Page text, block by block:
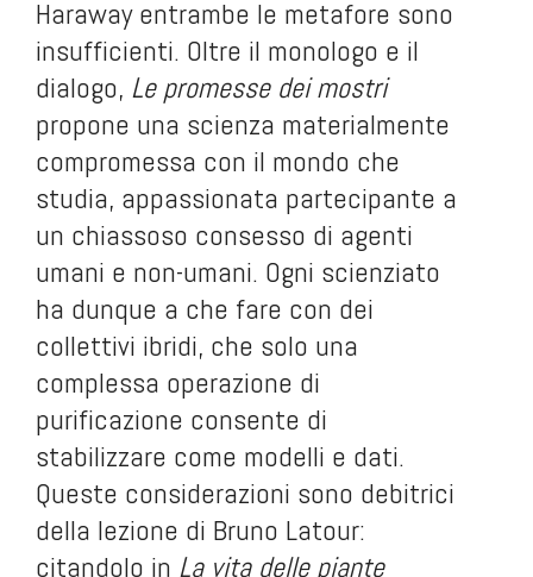
Haraway entrambe le metafore sono
insufficienti. Oltre il monologo e il
dialogo, Le promesse dei mostri
propone una scienza materialmente
compromessa con il mondo che
studia, appassionata partecipante a
un chiassoso consesso di agenti
umani e non-umani. Ogni scienziato
ha dunque a che fare con dei
collettivi ibridi, che solo una
complessa operazione di
purificazione consente di
stabilizzare come modelli e dati.
Queste considerazioni sono debitrici
della lezione di Bruno Latour:
citandolo in La vita delle piante